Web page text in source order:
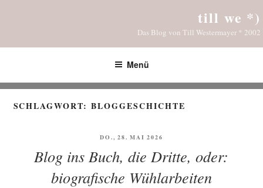
till we *)
Das Blog von Till Westermayer * 2002
Menü
SCHLAGWORT:BLOGGESCHICHTE
VERÖFFENTLICHT
DO., 28. MAI 2026
Blog ins Buch, die Dritte, oder:
biografische Wühlarbeiten